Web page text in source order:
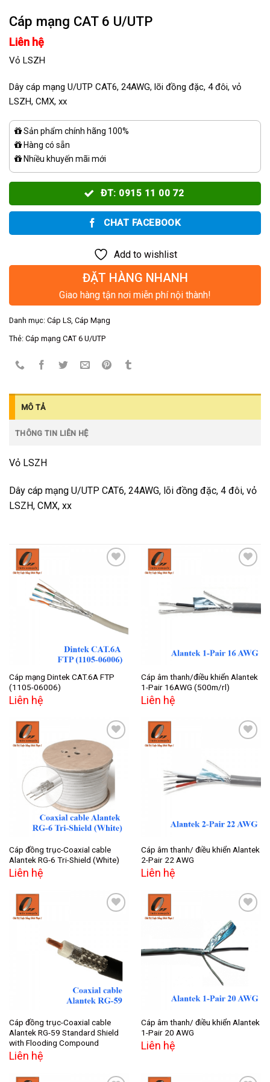
Cáp mạng CAT 6 U/UTP
Liên hệ
Vỏ LSZH
Dây cáp mạng U/UTP CAT6, 24AWG, lõi đồng đặc, 4 đôi, vỏ
LSZH, CMX, xx
Sản phẩm chính hãng 100%
Hàng có sẵn
Nhiều khuyến mãi mới
ĐT: 0915 11 00 72
CHAT FACEBOOK
Add to wishlist
ĐẶT HÀNG NHANH
Giao hàng tận nơi miễn phí nội thành!
Danh mục: Cáp LS, Cáp Mạng
Thẻ: Cáp mạng CAT 6 U/UTP
MÔ TẢ
THÔNG TIN LIÊN HỆ
Vỏ LSZH
Dây cáp mạng U/UTP CAT6, 24AWG, lõi đồng đặc, 4 đôi, vỏ
LSZH, CMX, xx
Cáp mạng Dintek CAT.6A FTP
(1105-06006)
Liên hệ
wishlist
Cáp âm thanh/điều khiển Alantek
1-Pair 16AWG (500m/rl)
Liên hệ
Add to
wishlist
Cáp đồng trục-Coaxial cable
Alantek RG-6 Tri-Shield (White)
Liên hệ
wishlist
Cáp âm thanh/ điều khiển Alantek
2-Pair 22 AWG
Liên hệ
Cáp đồng trục-Coaxial cable
Alantek RG-59 Standard Shield
with Flooding Compound
Liên hệ
wishlist
Cáp âm thanh/ điều khiển Alantek
1-Pair 20 AWG
Liên hệ